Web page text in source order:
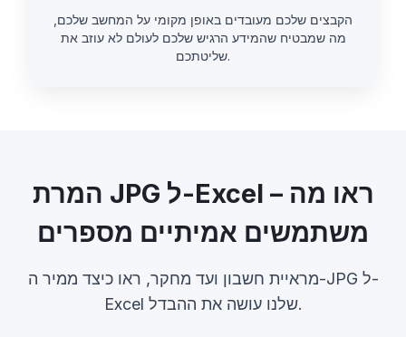
הקבצים שלכם מעובדים באופן מקומי על המחשב שלכם,
מה שמבטיח שהמידע הרגיש שלכם לעולם לא עוזב את
שליטתכם.
המרת JPG ל-Excel – ראו מה
משתמשים אמיתיים מספרים
מראיית חשבון ועד מחקר, ראו כיצד ממיר ה-JPG ל-
Excel שלנו עושה את ההבדל.